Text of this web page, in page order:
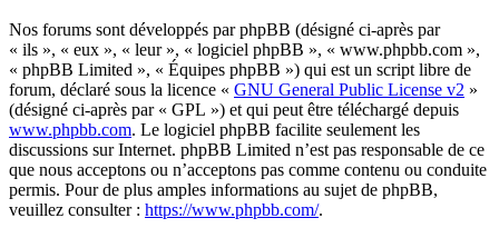
Nos forums sont développés par phpBB (désigné ci-après par
« ils », « eux », « leur », « logiciel phpBB », « www.phpbb.com »,
« phpBB Limited », « Équipes phpBB ») qui est un script libre de
forum, déclaré sous la licence « GNU General Public License v2 »
(désigné ci-après par « GPL ») et qui peut être téléchargé depuis
www.phpbb.com. Le logiciel phpBB facilite seulement les
discussions sur Internet. phpBB Limited n’est pas responsable de ce
que nous acceptons ou n’acceptons pas comme contenu ou conduite
permis. Pour de plus amples informations au sujet de phpBB,
veuillez consulter : https://www.phpbb.com/.